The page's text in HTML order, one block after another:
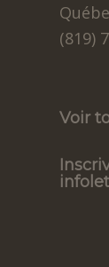
(819)
Voir